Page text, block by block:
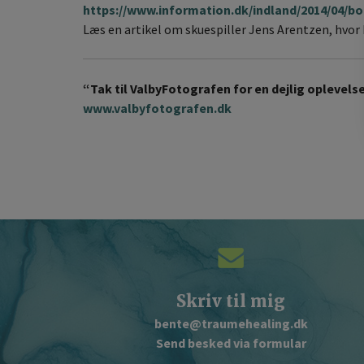
https://www.information.dk/indland/2014/04/
Læs en artikel om skuespiller Jens Arentzen,
“Tak til ValbyFotografen for en dejlig
www.valbyfotografen.dk
Skriv til mig
bente@traumehealing.dk
Send besked via formular